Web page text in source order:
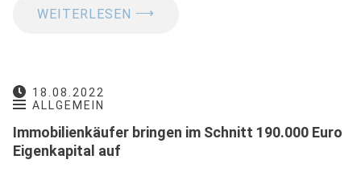
WEITERLESEN ⟶
18.08.2022
ALLGEMEIN
Immobilienkäufer bringen im Schnitt 190.000 Euro
Eigenkapital auf